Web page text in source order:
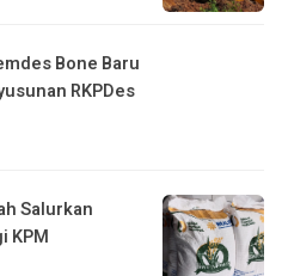
Bone Baru
RKPDes
Salurkan
KPM